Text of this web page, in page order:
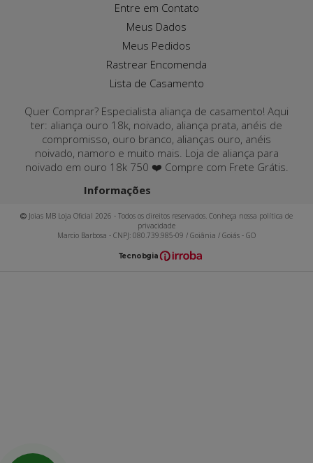
Entre em Contato
Meus Dados
Meus Pedidos
Rastrear Encomenda
Lista de Casamento
Quer Comprar? Especialista aliança de casamento! Aqui
ter: aliança ouro 18k, noivado, aliança prata, anéis de
compromisso, ouro branco, alianças ouro, anéis
noivado, namoro e muito mais. Loja de aliança para
noivado em ouro 18k 750 ❤️ Compre com Frete Grátis.
Informações
Joias MB Loja Oficial 2026 - Todos os direitos reservados. Conheça nossa política de
privacidade
Marcio Barbosa - CNPJ: 080.739.985-09 / Goiânia / Goiás - GO
Tecnologia